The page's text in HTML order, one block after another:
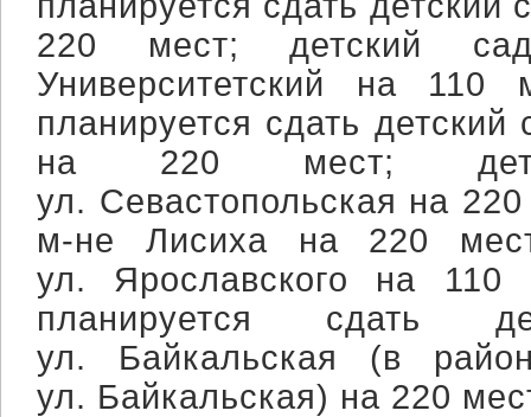
220 мест; детский
Университетский на
планируется сдать
на 220 мест;
ул. Севастопольская на
м-не Лисиха на 220
ул. Ярославского на
планируется сдать
ул. Байкальская (в
ул. Байкальская) на 220